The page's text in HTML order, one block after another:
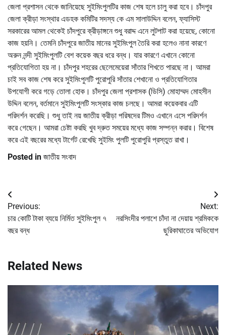
জেলা প্রশাসন থেকে জানিয়েছে সুইমিংপুলটির কাজ শেষ হলে চালু করা হবে। চাঁদপুর
জেলা ক্রীড়া সংস্থার এডহক কমিটির সদস্য কে এম সালাউদ্দিন বলেন, ফ্যাসিস্ট
সরকারের আমল থেকেই চাঁদপুরে ক্রীড়াঙ্গনে শুধু বরাদ্দ এনে লুটপাট করা হয়েছে, কোনো
কাজ হয়নি। তেমনি চাঁদপুরে জাতীয় মানের সুইমিংপুল তৈরি করা হলেও নানা কারণে
অরুন নন্দী সুইমিংপুলটি বেশ কয়েক বছর ধরে বন্ধ। যার কারণে এখানে কোনো
প্রতিযোগিতা হয় না। চাঁদপুর শহরের ছেলেমেয়েরা সাঁতার শিখতে পারছে না। আমরা
চাই সব কাজ শেষ করে সুইমিংপুলটি পুরোপুরি সাঁতার শেখানো ও প্রতিযোগিতার
উপযোগী করে গড়ে তোলা হোক। চাঁদপুর জেলা প্রশাসক (ডিসি) মোহাম্মদ মোহসীন
উদ্দিন বলেন, বর্তমানে সুইমিংপুলটি সংস্কার কাজ চলছে। আমরা কয়েকবার এটি
পরিদর্শন করেছি। শুধু তাই নয় জাতীয় ক্রীড়া পরিষদের টিমও এখানে এসে পরিদর্শন
করে গেছেন। আমরা চেষ্টা করছি খুব দ্রুত সময়ের মধ্যে কাজ সম্পন্ন করার। বিশেষ
করে এই বছরের মধ্যে টার্গেট রেখেছি সুইমিং পুলটি পুরোপুরি প্রস্তুত রাখা।
Posted in জাতীয় সংবাদ
Post
navigation
Previous:
চার কোটি টাকা ব্যয়ে নির্মিত সুইমিংপুল ৭
বছর বন্ধ
Next:
নরসিংদীর পলাশে চাঁদা না দেয়ায় শ্রমিককে
ছুরিকাঘাতের অভিযোগ
Related News